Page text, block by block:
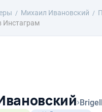
Михаил Ивановский
Инстаграм
›